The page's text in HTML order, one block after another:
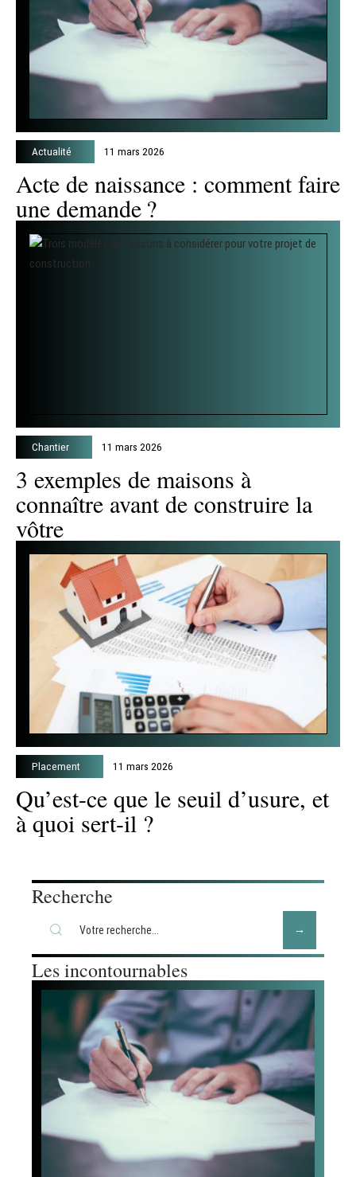
Actualité 11 mars 2026
Acte de naissance : comment faire
une demande ?
Chantier 11 mars 2026
3 exemples de maisons à
connaître avant de construire la
vôtre
Placement 11 mars 2026
Qu’est-ce que le seuil d’usure, et
à quoi sert-il ?
Recherche
Les incontournables